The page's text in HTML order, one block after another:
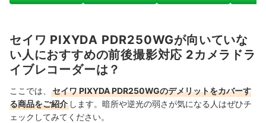
セイワ PIXYDA PDR250WGが向いていな
い人におすすめの前後撮影対応 2カメラドラ
イブレコーダーは？
ここでは、
セイワ PIXYDA PDR250WGのデメリットをカバーす
る商品をご紹介 します。暗所や逆光の弱さが気になる人はぜひチ
ェックしてみてください。